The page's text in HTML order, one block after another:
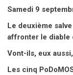
Samedi 9
Le deuxième
affronter le diable
Vont-ils, eux
Les cinq